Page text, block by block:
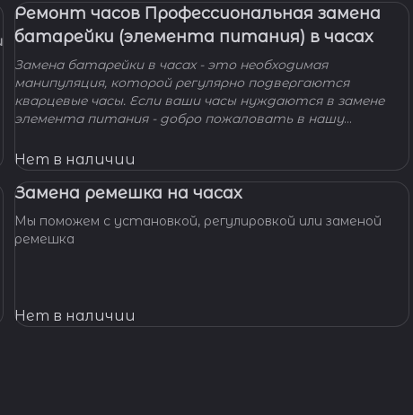
Ремонт часов Профессиональная замена
батарейки (элемента питания) в часах
Замена батарейки в часах - это необходимая
манипуляция, которой регулярно подвергаются
кварцевые часы. Если ваши часы нуждаются в замене
элемента питания - добро пожаловать в нашу
вам решить вашу проблему и произведут замену
батарейки профессионально, быстро, качественно и по
доступной цене.
Нет в наличии
Замена ремешка на часах
Мы поможем с установкой, регулировкой или заменой
ремешка
Нет в наличии